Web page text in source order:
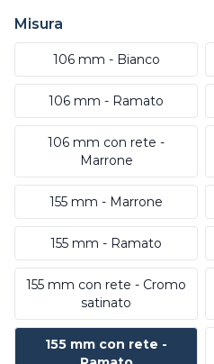
Misura
106 mm - Bianco
106 mm - Ramato
106 mm con rete -
Marrone
155 mm - Marrone
155 mm - Ramato
155 mm con rete - Cromo
satinato
155 mm con rete -